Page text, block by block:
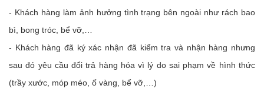
- Khách hàng làm ảnh hưởng tình trạng bên ngoài như rách bao
bì, bong tróc, bể vỡ,…
- Khách hàng đã ký xác nhận đã kiểm tra và nhận hàng nhưng
sau đó yêu cầu đổi trả hàng hóa vì lý do sai phạm về hình thức
(trầy xước, móp méo, ố vàng, bể vỡ,…)